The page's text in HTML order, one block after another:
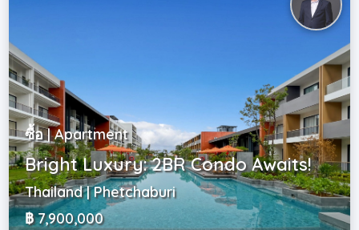
ซื้อ | Apartment
Bright Luxury: 2BR Condo Awaits!
Thailand | Phetchaburi
฿ 7,900,000